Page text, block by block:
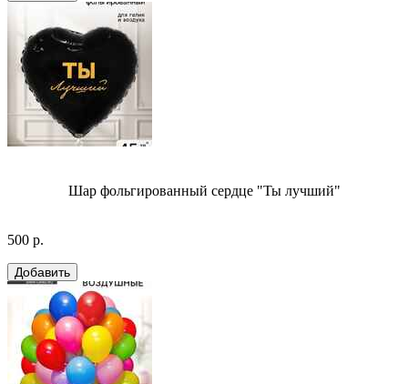
Шар фольгированный сердце "Ты лучший"
500 р.